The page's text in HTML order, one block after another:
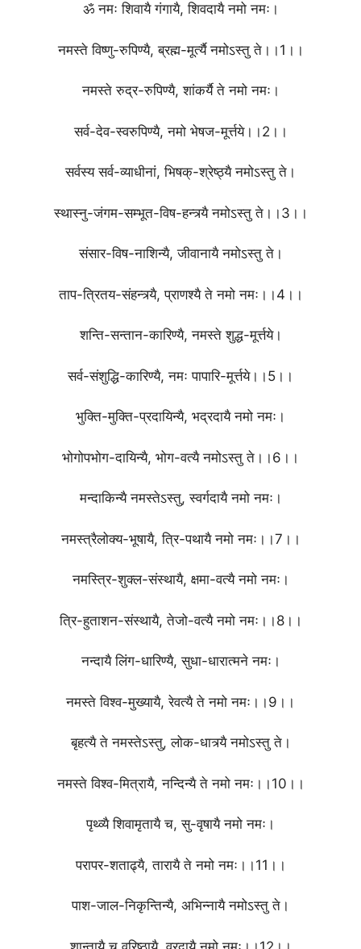
ॐ नमः शिवायै गंगायै, शिवदायै नमो नमः।
नमस्ते विष्णु-रुपिण्यै, ब्रह्म-मूर्त्यै नमोऽस्तु ते।।1।।
नमस्ते रुद्र-रुपिण्यै, शांकर्यै ते नमो नमः।
सर्व-देव-स्वरुपिण्यै, नमो भेषज-मूर्त्तये।।2।।
सर्वस्य सर्व-व्याधीनां, भिषक्-श्रेष्ठ्यै नमोऽस्तु ते।
स्थास्नु-जंगम-सम्भूत-विष-हन्त्र्यै नमोऽस्तु ते।।3।।
संसार-विष-नाशिन्यै, जीवानायै नमोऽस्तु ते।
ताप-त्रितय-संहन्त्र्यै, प्राणश्यै ते नमो नमः।।4।।
शन्ति-सन्तान-कारिण्यै, नमस्ते शुद्ध-मूर्त्तये।
सर्व-संशुद्धि-कारिण्यै, नमः पापारि-मूर्त्तये।।5।।
भुक्ति-मुक्ति-प्रदायिन्यै, भद्रदायै नमो नमः।
भोगोपभोग-दायिन्यै, भोग-वत्यै नमोऽस्तु ते।।6।।
मन्दाकिन्यै नमस्तेऽस्तु, स्वर्गदायै नमो नमः।
नमस्त्रैलोक्य-भूषायै, त्रि-पथायै नमो नमः।।7।।
नमस्त्रि-शुक्ल-संस्थायै, क्षमा-वत्यै नमो नमः।
त्रि-हुताशन-संस्थायै, तेजो-वत्यै नमो नमः।।8।।
नन्दायै लिंग-धारिण्यै, सुधा-धारात्मने नमः।
नमस्ते विश्व-मुख्यायै, रेवत्यै ते नमो नमः।।9।।
बृहत्यै ते नमस्तेऽस्तु, लोक-धात्र्यै नमोऽस्तु ते।
नमस्ते विश्व-मित्रायै, नन्दिन्यै ते नमो नमः।।10।।
पृथ्व्यै शिवामृतायै च, सु-वृषायै नमो नमः।
परापर-शताढ्यै, तारायै ते नमो नमः।।11।।
पाश-जाल-निकृन्तिन्यै, अभिन्नायै नमोऽस्तु ते।